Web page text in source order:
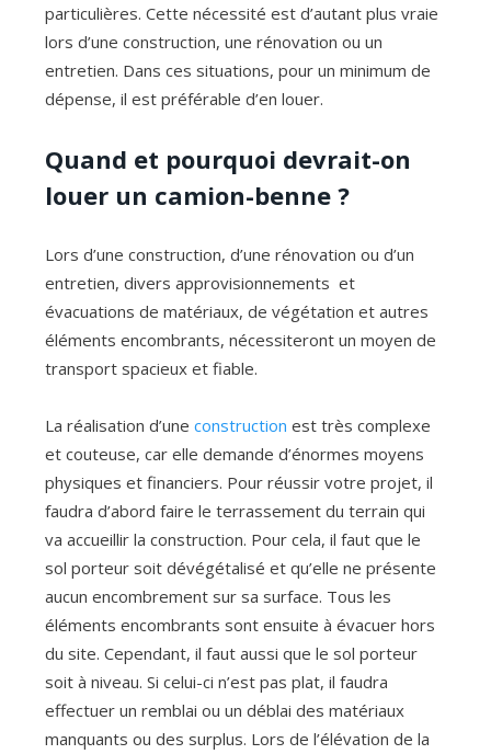
particulières. Cette nécessité est d’autant plus vraie
lors d’une construction, une rénovation ou un
entretien. Dans ces situations, pour un minimum de
dépense, il est préférable d’en louer.
Quand et pourquoi devrait-on
louer un camion-benne ?
Lors d’une construction, d’une rénovation ou d’un
entretien, divers approvisionnements et
évacuations de matériaux, de végétation et autres
éléments encombrants, nécessiteront un moyen de
transport spacieux et fiable.
La réalisation d’une construction est très complexe
et couteuse, car elle demande d’énormes moyens
physiques et financiers. Pour réussir votre projet, il
faudra d’abord faire le terrassement du terrain qui
va accueillir la construction. Pour cela, il faut que le
sol porteur soit dévégétalisé et qu’elle ne présente
aucun encombrement sur sa surface. Tous les
éléments encombrants sont ensuite à évacuer hors
du site. Cependant, il faut aussi que le sol porteur
soit à niveau. Si celui-ci n’est pas plat, il faudra
effectuer un remblai ou un déblai des matériaux
manquants ou des surplus. Lors de l’élévation de la